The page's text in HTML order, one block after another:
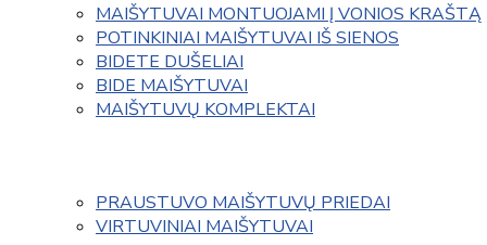
MAIŠYTUVAI MONTUOJAMI Į VONIOS KRAŠTĄ
POTINKINIAI MAIŠYTUVAI IŠ SIENOS
BIDETE DUŠELIAI
BIDE MAIŠYTUVAI
MAIŠYTUVŲ KOMPLEKTAI
PRAUSTUVO MAIŠYTUVŲ PRIEDAI
VIRTUVINIAI MAIŠYTUVAI